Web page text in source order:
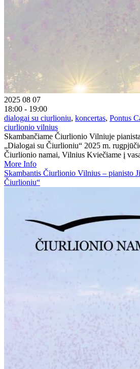
2025 08 07
18:00 - 19:00
dialogai su ciurlioniu, koncertas, Pontus
ciurlionio vilnius
Skambančiame Čiurlionio Vilniuje
„Dialogai su Čiurlioniu“ 2025 m.
Čiurlionio namai, Vilnius Kviečiame į
More Info
Skambantis Čiurlionio Vilnius – pianisto
Čiurlioniu“